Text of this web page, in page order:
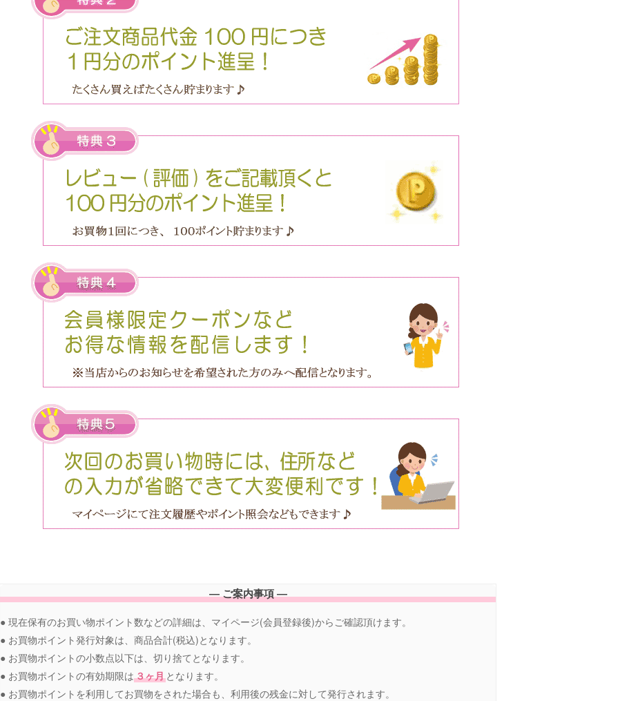
― ご案内事項 ―
● 現在保有のお買い物ポイント数などの詳細は、マイページ(会員登録後)からご確認頂けます。
● お買物ポイント発行対象は、商品合計(税込)となります。
● お買物ポイントの小数点以下は、切り捨てとなります。
● お買物ポイントの有効期限は３ヶ月 となります。
● お買物ポイントを利用してお買物をされた場合も、利用後の残金に対して発行されます。